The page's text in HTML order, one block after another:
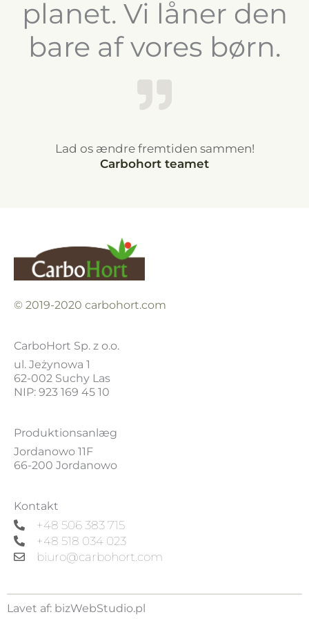
planet. Vi låner den
bare af vores børn.
Lad os ændre fremtiden sammen!
Carbohort teamet
© 2019-2020 carbohort.com
CarboHort Sp. z o.o.
ul. Jeżynowa 1
62-002 Suchy Las
NIP: 923 169 45 10
Produktionsanlæg
Jordanowo 11F
66-200 Jordanowo
Kontakt
+48 506 383 715
+48 518 034 023
biuro@carbohort.com
Lavet af: bizWebStudio.pl